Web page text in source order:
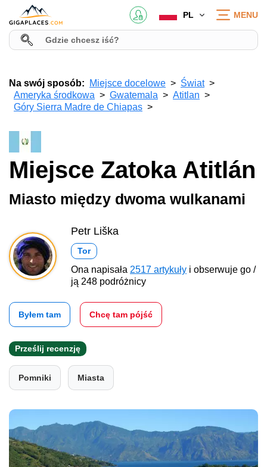
PL MENU
Na swój sposób: Miejsce docelowe
Świat
Ameryka środkowa
Gwatemala
Atitlan
Góry Sierra Madre de Chiapas
Miejsce Zatoka Atitlán
Miasto między dwoma wulkanami
Petr Liška
Tor
Ona napisała 2517 artykuły i obserwuje go /
ją 248 podróżnicy
Byłem tam Chcę tam pójść
Prześlij recenzję
Pomniki Miasta